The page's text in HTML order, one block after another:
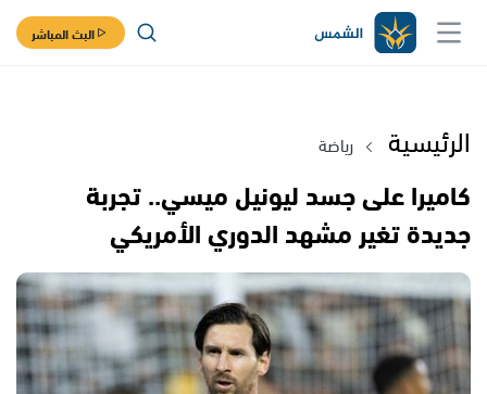
البث المباشر
الرئيسية رياضة
كاميرا على جسد ليونيل ميسي.. تجربة
جديدة تغير مشهد الدوري الأمريكي